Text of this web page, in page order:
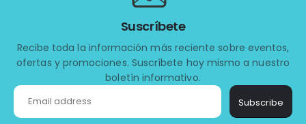
Suscríbete
Recibe toda la información más reciente sobre eventos,
ofertas y promociones. Suscríbete hoy mismo a nuestro
boletín informativo.
Subscribe